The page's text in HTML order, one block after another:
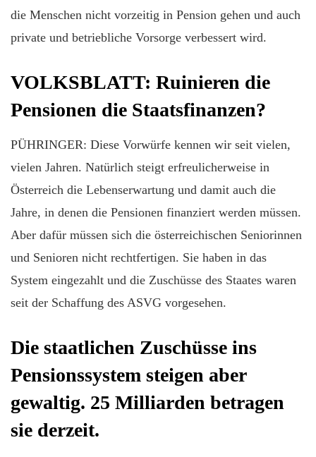
die Menschen nicht vorzeitig in Pension gehen und auch
private und betriebliche Vorsorge verbessert wird.
VOLKSBLATT: Ruinieren die
Pensionen die Staatsfinanzen?
PÜHRINGER: Diese Vorwürfe kennen wir seit vielen,
vielen Jahren. Natürlich steigt erfreulicherweise in
Österreich die Lebenserwartung und damit auch die
Jahre, in denen die Pensionen finanziert werden müssen.
Aber dafür müssen sich die österreichischen Seniorinnen
und Senioren nicht rechtfertigen. Sie haben in das
System eingezahlt und die Zuschüsse des Staates waren
seit der Schaffung des ASVG vorgesehen.
Die staatlichen Zuschüsse ins
Pensionssystem steigen aber
gewaltig. 25 Milliarden betragen
sie derzeit.